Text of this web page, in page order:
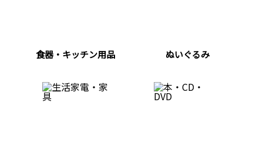
食器・キッチン用品 ぬいぐるみ